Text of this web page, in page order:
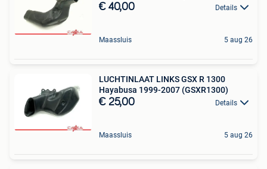
€ 40,00 Details
Maassluis 5 aug 26
LUCHTINLAAT LINKS GSX R 1300
Hayabusa 1999-2007 (GSXR1300)
€ 25,00 Details
Maassluis 5 aug 26